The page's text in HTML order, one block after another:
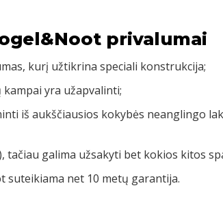
privalumai
kurį užtikrina speciali konstrukcija;
yra užapvalinti;
iš aukščiausios kokybės neanglingo
tačiau galima užsakyti bet kokios kitos
suteikiama net 10 metų garantija.